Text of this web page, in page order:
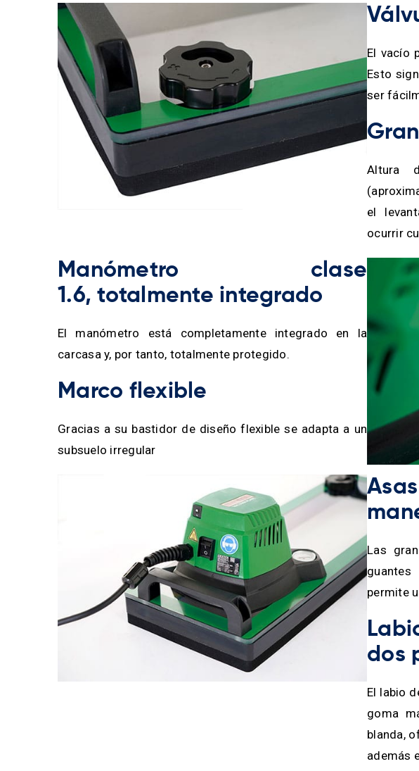
El vacío
Esto
ser
Altura
el
ocurrir
Manómetro clase
1.6, totalmente integrado
El manómetro está completamente integrado en la
carcasa y, por tanto, totalmente protegido.
Marco flexible
Gracias a su bastidor de diseño flexible se adapta a un
subsuelo irregular
Las
permite
dos
El labio
goma
blanda,
además